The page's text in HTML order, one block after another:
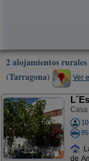
2 alojamientos
(Tarragona)
Ver
Casa
de